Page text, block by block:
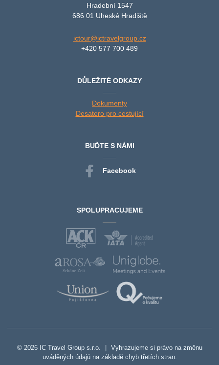
Hradební 1547
686 01 Uheské Hradiště
ictour@ictravelgroup.cz
+420 577 700 489
DŮLEŽITÉ ODKAZY
Dokumenty
Desatero pro cestující
BUĎTE S NÁMI
Facebook
SPOLUPRACUJEME
© 2026 IC Travel Group s.r.o. |
Vyhrazujeme si právo na změnu
uváděných údajů na základě chyb třetích stran.